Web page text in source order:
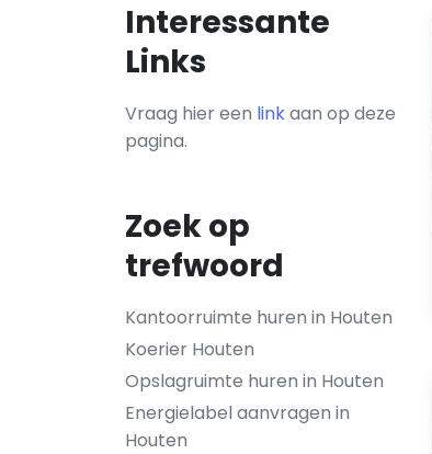
Interessante
Links
Vraag hier een linkaan op deze
pagina.
Zoek op
trefwoord
Kantoorruimte huren in Houten
Koerier Houten
Opslagruimte huren in Houten
Energielabel aanvragen in
Houten